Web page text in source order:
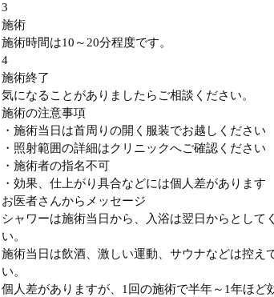
3
施術
施術時間は10～20分程度です。
4
施術終了
気になることがありましたらご相談ください。
施術の注意事項
・施術当日は首周りの開く服装でお越しください
・照射範囲の詳細はクリニックへご確認ください
・施術者の指名不可
・効果、仕上がり具合などには個人差があります
お医者さんからメッセージ
シャワーは施術当日から、入浴は翌日からとして
い。
施術当日は飲酒、激しい運動、サウナなどは控え
い。
個人差がありますが、1回の施術で半年～1年ほど